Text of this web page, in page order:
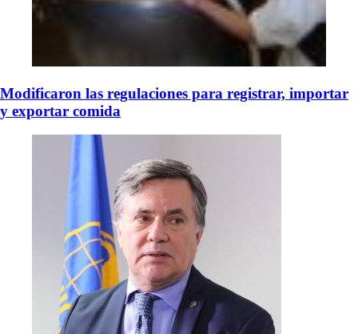
Modificaron las regulaciones para registrar, importar
y exportar comida